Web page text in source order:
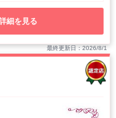
細を見る
最終更新日：2026/8/1